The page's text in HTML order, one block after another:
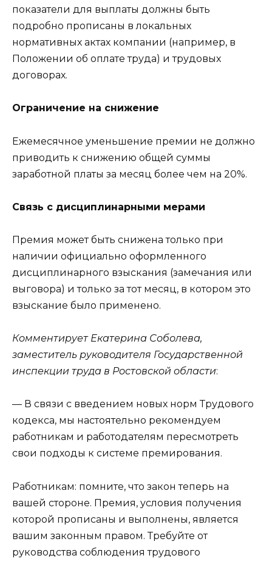
показатели для выплаты должны быть
подробно прописаны в локальных
нормативных актах компании (например, в
Положении об оплате труда) и трудовых
договорах.
Ограничение на снижение
Ежемесячное уменьшение премии не должно
приводить к снижению общей суммы
заработной платы за месяц более чем на 20%.
Связь с дисциплинарными мерами
Премия может быть снижена только при
наличии официально оформленного
дисциплинарного взыскания (замечания или
выговора) и только за тот месяц, в котором это
взыскание было применено.
Комментирует Екатерина Соболева,
заместитель руководителя Государственной
инспекции труда в Ростовской области:
— В связи с введением новых норм Трудового
кодекса, мы настоятельно рекомендуем
работникам и работодателям пересмотреть
свои подходы к системе премирования.
Работникам: помните, что закон теперь на
вашей стороне. Премия, условия получения
которой прописаны и выполнены, является
вашим законным правом. Требуйте от
руководства соблюдения трудового